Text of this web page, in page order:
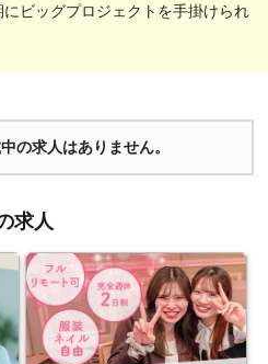
ビッグプロジェクトを手掛けられ
の求人はありません。
求人